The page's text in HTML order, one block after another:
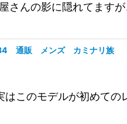
さんの影に隠れてます
通販 メンズ カミナリ族
このモデルが初めて